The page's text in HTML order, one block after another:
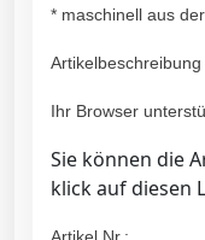
* maschinell aus
Ihr Browser
Sie können die
klick auf diesen